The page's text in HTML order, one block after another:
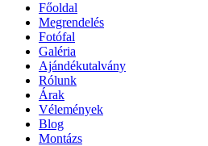
Főoldal
Megrendelés
Fotófal
Galéria
Ajándékutalvány
Rólunk
Árak
Vélemények
Blog
Montázs